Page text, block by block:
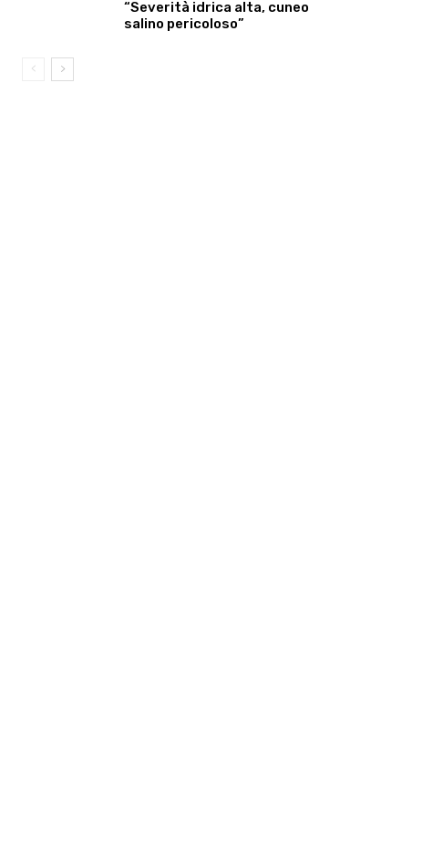
“Severità idrica alta, cuneo
salino pericoloso”